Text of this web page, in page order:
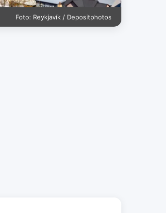
Foto: Reykjavík / Depositphotos